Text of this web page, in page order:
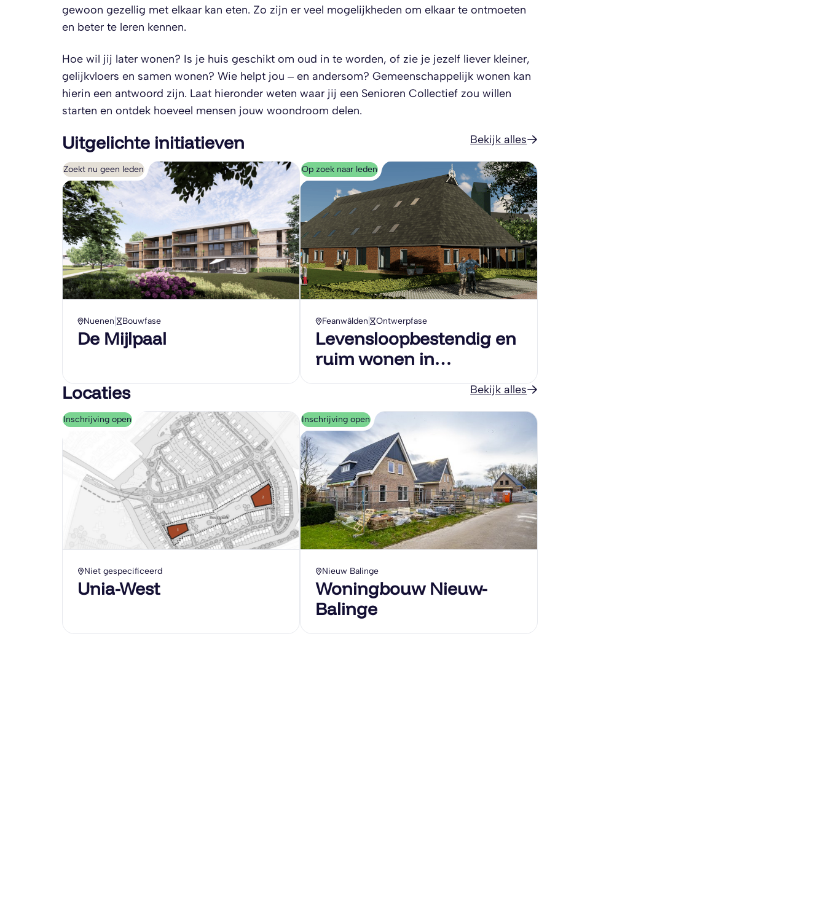
gewoon gezellig met elkaar kan eten. Zo zijn er veel mogelijkheden om elkaar te ontmoeten
en beter te leren kennen.
Hoe wil jij later wonen? Is je huis geschikt om oud in te worden, of zie je jezelf liever kleiner,
gelijkvloers en samen wonen? Wie helpt jou – en andersom? Gemeenschappelijk wonen kan
hierin een antwoord zijn. Laat hieronder weten waar jij een Senioren Collectief zou willen
starten en ontdek hoeveel mensen jouw woondroom delen.
Uitgelichte initiatieven Bekijk alles
Zoekt nu geen leden
Nuenen Bouwfase
De Mijlpaal
Op zoek naar leden
Feanwâlden Ontwerpfase
Levensloopbestendig en
ruim wonen in
vernieuwbouwde
boerderij in Feanwâlden
Locaties Bekijk alles
Inschrijving open
Niet gespecificeerd
Unia-West
Inschrijving open
Nieuw Balinge
Woningbouw Nieuw-
Balinge